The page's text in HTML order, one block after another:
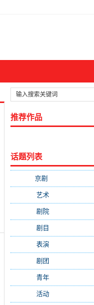
推荐作品
话题列表
京剧
艺术
剧院
剧目
表演
剧团
青年
活动